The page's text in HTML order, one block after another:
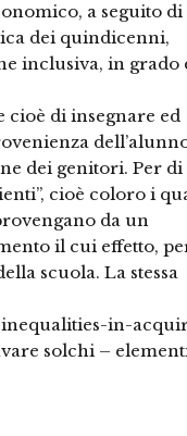
a seguito
dei quindicenni,
inclusiva, in grado
di insegnare ed
dei genitori. Per di
cioè coloro i
da un
il cui effetto,
scuola. La stessa
in-
solchi –